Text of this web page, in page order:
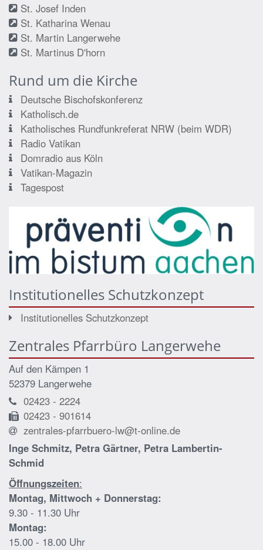
St. Josef Inden
St. Katharina Wenau
St. Martin Langerwehe
St. Martinus D'horn
Rund um die Kirche
Deutsche Bischofskonferenz
Katholisch.de
Katholisches Rundfunkreferat NRW (beim WDR)
Radio Vatikan
Domradio aus Köln
Vatikan-Magazin
Tagespost
Institutionelles Schutzkonzept
Institutionelles Schutzkonzept
Zentrales Pfarrbüro Langerwehe
Auf den Kämpen 1
52379 Langerwehe
02423 - 2224
02423 - 901614
zentrales-pfarrbuero-lw@t-online.de
Inge Schmitz, Petra Gärtner, Petra Lambertin-
Schmid
Öffnungszeiten:
Montag, Mittwoch + Donnerstag:
9.30 - 11.30 Uhr
Montag:
15.00 - 18.00 Uhr